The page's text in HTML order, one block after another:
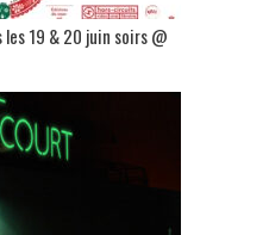
19 & 20 juin soirs @